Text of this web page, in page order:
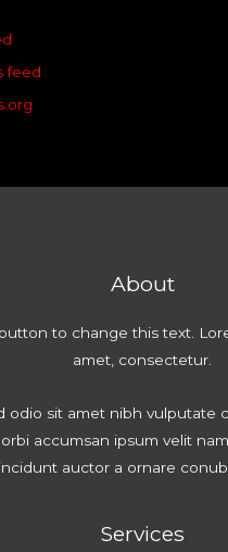
feed
About
to change this text.
amet, consectetur.
odio sit amet nibh vulputate
accumsan ipsum velit
auctor a ornare
Services